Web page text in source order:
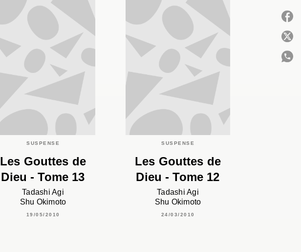
SUSPENSE
Les Gouttes de
Dieu - Tome 13
Tadashi Agi
Shu Okimoto
19/05/2010
SUSPENSE
Les Gouttes de
Dieu - Tome 12
Tadashi Agi
Shu Okimoto
24/03/2010